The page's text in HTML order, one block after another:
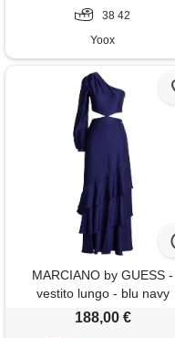
38 42
Yoox
MARCIANO by GUESS -
vestito lungo - blu navy
188,00 €